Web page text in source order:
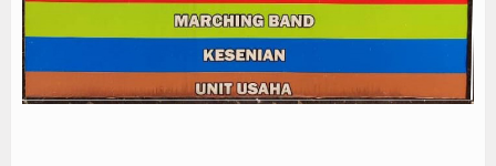
Luar Negeri